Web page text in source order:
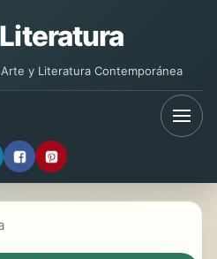
y Literatura Contemporánea